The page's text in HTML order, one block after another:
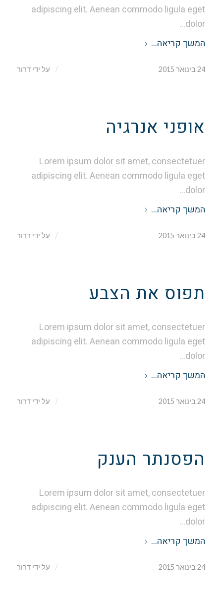
adipiscing elit. Aenean commodo ligula eget
dolor…
המשך קריאה…
24 בינואר 2015 / על ידידרור
אופני אנרגיה
Lorem ipsum dolor sit amet, consectetuer
adipiscing elit. Aenean commodo ligula eget
dolor…
המשך קריאה…
24 בינואר 2015 / על ידידרור
תפוס את הצבע
Lorem ipsum dolor sit amet, consectetuer
adipiscing elit. Aenean commodo ligula eget
dolor…
המשך קריאה…
24 בינואר 2015 / על ידידרור
הפסנתר הענק
Lorem ipsum dolor sit amet, consectetuer
adipiscing elit. Aenean commodo ligula eget
dolor…
המשך קריאה…
24 בינואר 2015 / על ידידרור